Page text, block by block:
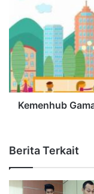
Kemenhub
Berita Terkait